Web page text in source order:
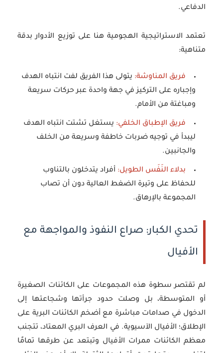
الدفاعي.
تعتمد الاستراتيجية الهجومية هنا على توزيع الأدوار بدقة
متناهية:
فريق المناوشة: يتولى هذا الفريق لفت انتباه الهدف
وإجباره على التركيز في جهة واحدة عبر حركات سريعة
ومباغتة من الأمام.
فريق الإطباق الخلفي: يستغل تشتت انتباه الهدف
ليبدأ في توجيه ضربات خاطفة وسريعة من الخلف
والجانبين.
بدلاء النَفَس الطويل: أفراد يتدخلون بالتناوب
للحفاظ على وتيرة الضغط العالية دون أن تصاب
المجموعة بالإرهاق.
تحدي الكبار: صراع النفوذ والمواجهة مع
الأفيال
لم تقتصر سطوة هذه المجموعات على الكائنات الصغيرة
أو المتوسطة، بل وصلت حدود جرأتها وشجاعتها إلى
الدخول في صدامات مباشرة مع أضخم الكائنات البرية على
الإطلاق؛ الأفيال الآسيوية. في العرف البري المعتاد، تتجنب
معظم الكائنات ممرات الأفيال وتبتعد عن طرقها تمامًا